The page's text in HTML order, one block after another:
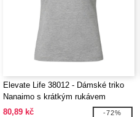
Elevate Life 38012 - Dámské triko
Nanaimo s krátkým rukávem
80,89 kč
-72%